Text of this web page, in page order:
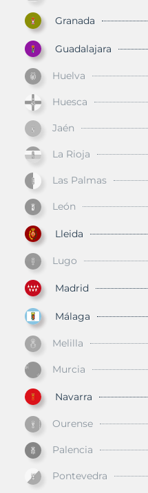
Granada
Guadalajara
Huelva
Huesca
Jaén
La Rioja
Las Palmas
León
Lleida
Lugo
Madrid
Málaga
Melilla
Murcia
Navarra
Ourense
Palencia
Pontevedra